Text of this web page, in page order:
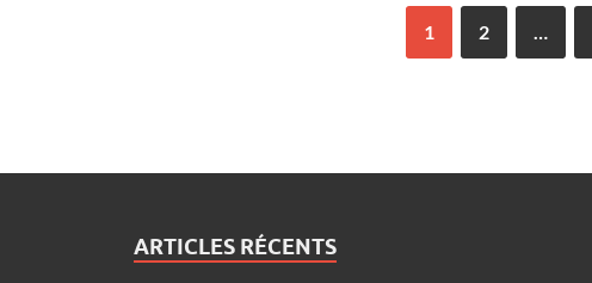
1 2 …
ARTICLES RÉCENTS